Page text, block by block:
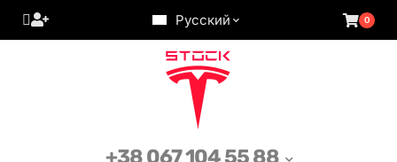
Русский 0
+38 067 104 55 88